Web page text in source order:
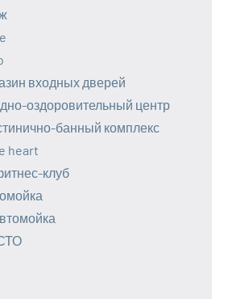
входных дверей
оздоровительный центр
банный комплекс
heart
клуб